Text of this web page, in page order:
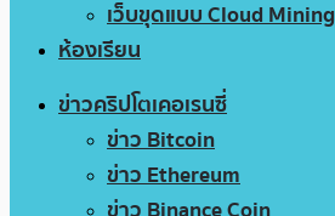
เว็บขุดแบบ Cloud Mining
ห้องเรียน
ข่าวคริปโตเคอเรนซี่
ข่าว Bitcoin
ข่าว Ethereum